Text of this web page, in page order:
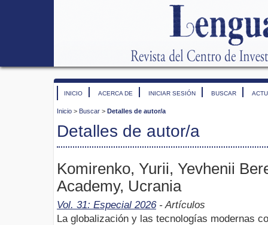
INICIO ACERCA DE INICIAR SESIÓN BUSCAR
Inicio > Buscar > Detalles de autor/a
Detalles de autor/a
Komirenko, Yurii, Yevhenii
Academy, Ucrania
Vol. 31: Especial 2026- Artículos
La globalización y las tecnologías modernas